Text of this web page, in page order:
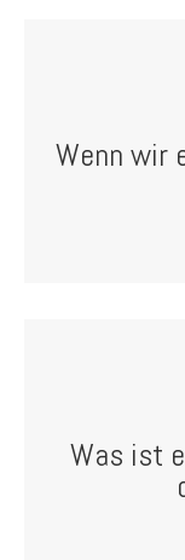
Wenn wir
Was ist